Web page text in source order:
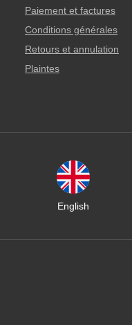
Paiement et factures
Conditions générales
Retours et annulation
Plaintes
English